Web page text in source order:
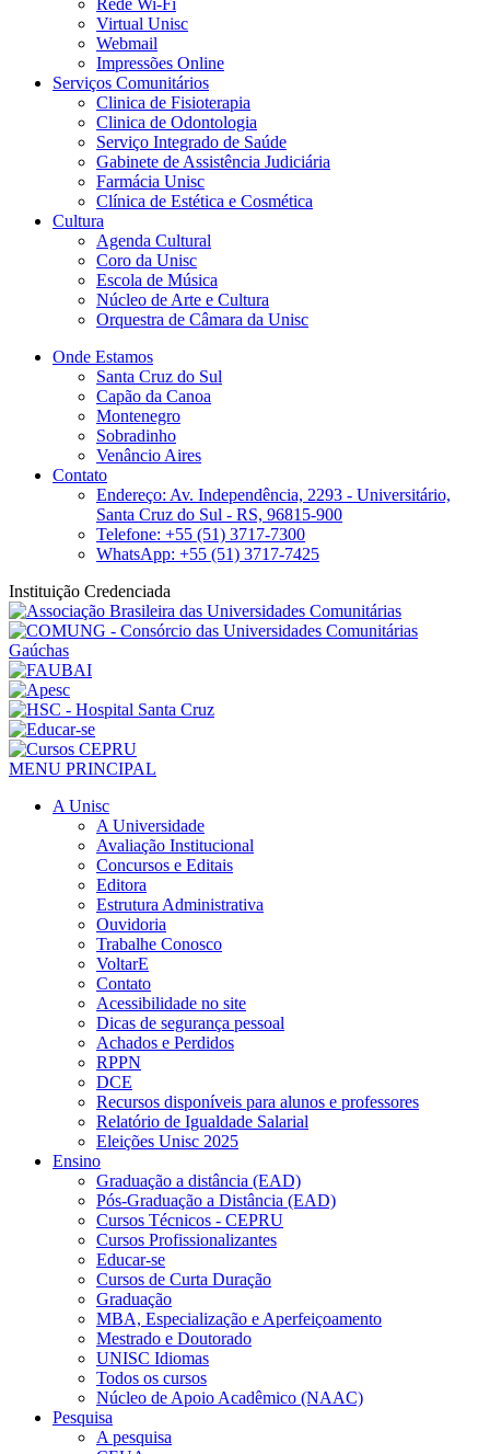
Virtual Unisc
Webmail
Impressões Online
Serviços Comunitários
Clinica de Fisioterapia
Clinica de Odontologia
Serviço Integrado de Saúde
Gabinete de Assistência Judiciária
Farmácia Unisc
Clínica de Estética e Cosmética
Cultura
Agenda Cultural
Coro da Unisc
Escola de Música
Núcleo de Arte e Cultura
Orquestra de Câmara da Unisc
Onde Estamos
Santa Cruz do Sul
Capão da Canoa
Montenegro
Sobradinho
Venâncio Aires
Contato
Endereço: Av. Independência, 2293 - Universitário,
Santa Cruz do Sul - RS, 96815-900
Telefone: +55 (51) 3717-7300
WhatsApp: +55 (51) 3717-7425
Instituição Credenciada
MENU PRINCIPAL
A Unisc
A Universidade
Avaliação Institucional
Concursos e Editais
Editora
Estrutura Administrativa
Ouvidoria
Trabalhe Conosco
VoltarE
Contato
Acessibilidade no site
Dicas de segurança pessoal
Achados e Perdidos
RPPN
DCE
Recursos disponíveis para alunos e professores
Relatório de Igualdade Salarial
Eleições Unisc 2025
Ensino
Graduação a distância (EAD)
Pós-Graduação a Distância (EAD)
Cursos Técnicos - CEPRU
Cursos Profissionalizantes
Educar-se
Cursos de Curta Duração
Graduação
MBA, Especialização e Aperfeiçoamento
Mestrado e Doutorado
UNISC Idiomas
Todos os cursos
Núcleo de Apoio Acadêmico (NAAC)
Pesquisa
A pesquisa